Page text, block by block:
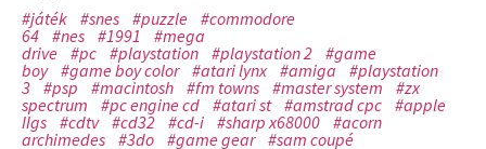
#játék #snes #puzzle
#commodore
64 #nes #1991
#mega
drive
#pc #playstation #playstation 2 #game
boy #game boy color #atari lynx #amiga
#playstation
3 #psp #macintosh #fm towns #master system
#zx
spectrum
#pc engine cd #atari st #amstrad cpc #apple
IIgs #cdtv #cd32 #cd-i #sharp x68000 #acorn
archimedes #3do #game gear #sam coupé